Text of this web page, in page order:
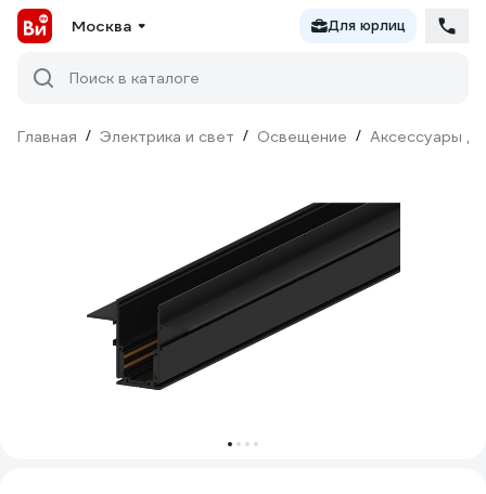
Москва Для юрлиц
Поиск в каталоге
Главная / Электрика и свет / Освещение / Аксессуары